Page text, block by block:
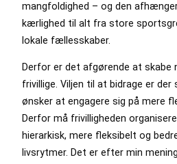
mangfoldighed – og den
kærlighed til alt fra store
lokale fællesskaber.
Derfor er det afgørende at skabe
frivillige. Viljen til at bidrage er der
ønsker at engagere sig på mere
Derfor må frivilligheden
hierarkisk, mere fleksibelt og
livsrytmer. Det er efter min